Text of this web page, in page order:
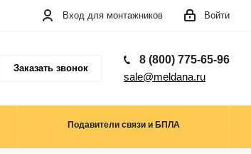
Войти
Вход для монтажников
Заказать звонок
8 (800) 775-65-96
sale@meldana.ru
Подавители связи и БПЛА